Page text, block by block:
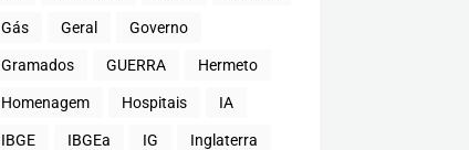
Gás Geral Governo
Gramados GUERRA Hermeto
Homenagem Hospitais IA
IBGE IBGEa IG Inglaterra